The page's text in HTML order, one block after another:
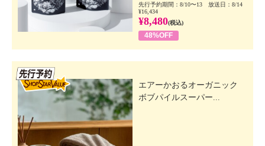
先行予約期間：8/10〜13 放送日：8/14
¥16,434
¥8,480(税込)
48%OFF
エアーかおるオーガニック
ボブパイルスーパー...